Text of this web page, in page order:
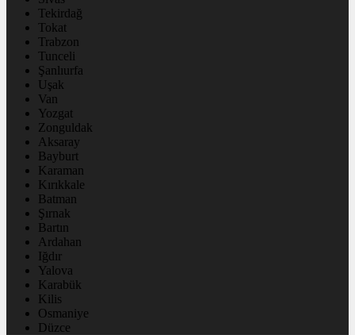
Tekirdağ
Tokat
Trabzon
Tunceli
Şanlıurfa
Uşak
Van
Yozgat
Zonguldak
Aksaray
Bayburt
Karaman
Kırıkkale
Batman
Şırnak
Bartın
Ardahan
Iğdır
Yalova
Karabük
Kilis
Osmaniye
Düzce